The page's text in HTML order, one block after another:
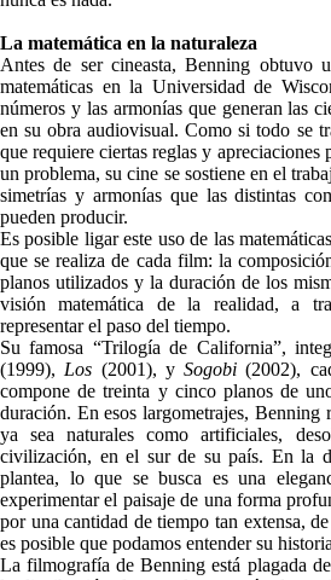
La matemática en la naturaleza
Antes de ser cineasta, Benning obtuvo
matemáticas en la Universidad de
números y las armonías que generan las
en su obra audiovisual. Como si todo se
que requiere ciertas reglas y apreciaciones
un problema, su cine se sostiene en el
simetrías y armonías que las distintas
pueden producir.
Es posible ligar este uso de las
que se realiza de cada film: la
planos utilizados y la duración de los
visión matemática de la realidad, a
representar el paso del tiempo.
Su famosa “Trilogía de California”,
(1999), Los (2001), y Sogobi (2002),
compone de treinta y cinco planos de
duración. En esos largometrajes, Benning
ya sea naturales como artificiales,
civilización, en el sur de su país. En la
plantea, lo que se busca es una
experimentar el paisaje de una forma
por una cantidad de tiempo tan extensa,
es posible que podamos entender su
La filmografía de Benning está plagada